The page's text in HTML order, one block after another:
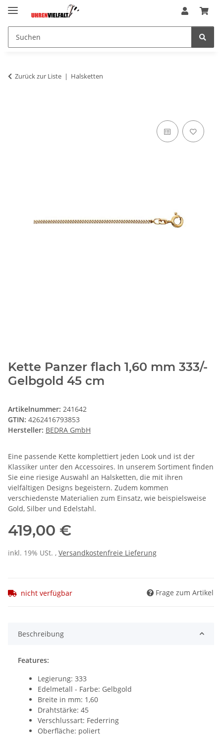
Zurück zur Liste Halsketten
Kette Panzer flach 1,60 mm 333/-
Gelbgold 45 cm
Artikelnummer: 241642
GTIN: 4262416793853
Hersteller: BEDRA GmbH
Eine passende Kette komplettiert jeden Look und ist der
Klassiker unter den Accessoires. In unserem Sortiment finden
Sie eine riesige Auswahl an Halsketten, die mit ihren
vielfältigen Designs begeistern. Zudem kommen
verschiedenste Materialien zum Einsatz, wie beispielsweise
Gold, Silber und Edelstahl.
419,00 €
inkl. 19% USt. , Versandkostenfreie Lieferung
nicht verfügbar Frage zum Artikel
Beschreibung
Features:
Legierung: 333
Edelmetall - Farbe: Gelbgold
Breite in mm: 1,60
Drahtstärke: 45
Verschlussart: Federring
Oberfläche: poliert